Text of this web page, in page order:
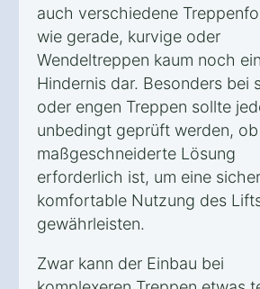
auch verschiedene
wie gerade, kurvige oder
Wendeltreppen kaum noch ein
Hindernis dar. Besonders bei
oder engen Treppen sollte
unbedingt geprüft werden,
maßgeschneiderte Lösung
erforderlich ist, um eine
komfortable Nutzung des
gewährleisten.
Zwar kann der Einbau bei